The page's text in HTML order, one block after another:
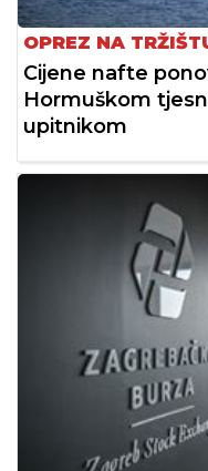
OPREZ NA
Cijene nafte
Hormuškom
upitnikom